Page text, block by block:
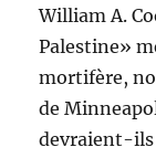
William A.
Palestine»
mortifère,
de
devraient-ils